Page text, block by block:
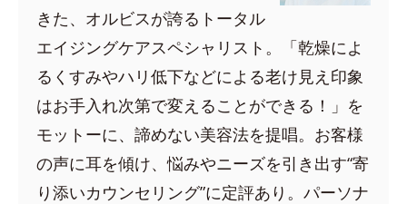
きた、オルビスが誇るトータル
エイジングケアスペシャリスト。「乾燥によ
るくすみやハリ低下などによる老け見え印象
はお手入れ次第で変えることができる！」を
モットーに、諦めない美容法を提唱。お客様
の声に耳を傾け、悩みやニーズを引き出す“寄
り添いカウンセリング”に定評あり。パーソナ